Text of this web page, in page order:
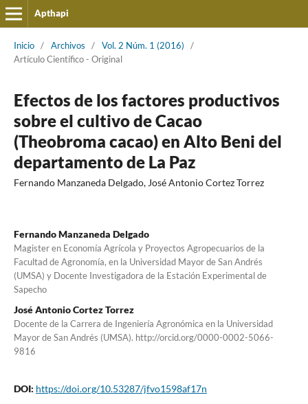
Apthapi
Inicio / Archivos / Vol. 2 Núm. 1 (2016)
/
Artículo Cientí­fico - Original
Efectos de los factores productivos
sobre el cultivo de Cacao
(Theobroma cacao) en Alto Beni del
departamento de La Paz
Fernando Manzaneda Delgado, José Antonio Cortez Torrez
Fernando Manzaneda Delgado
Magister en Economía Agrícola y Proyectos Agropecuarios de la
Facultad de Agronomía, en la Universidad Mayor de San Andrés
(UMSA) y Docente Investigadora de la Estación Experimental de
Sapecho
José Antonio Cortez Torrez
Docente de la Carrera de Ingeniería Agronómica en la Universidad
Mayor de San Andrés (UMSA). http://orcid.org/0000-0002-5066-
9816
DOI: https://doi.org/10.53287/jfvo1598af17n